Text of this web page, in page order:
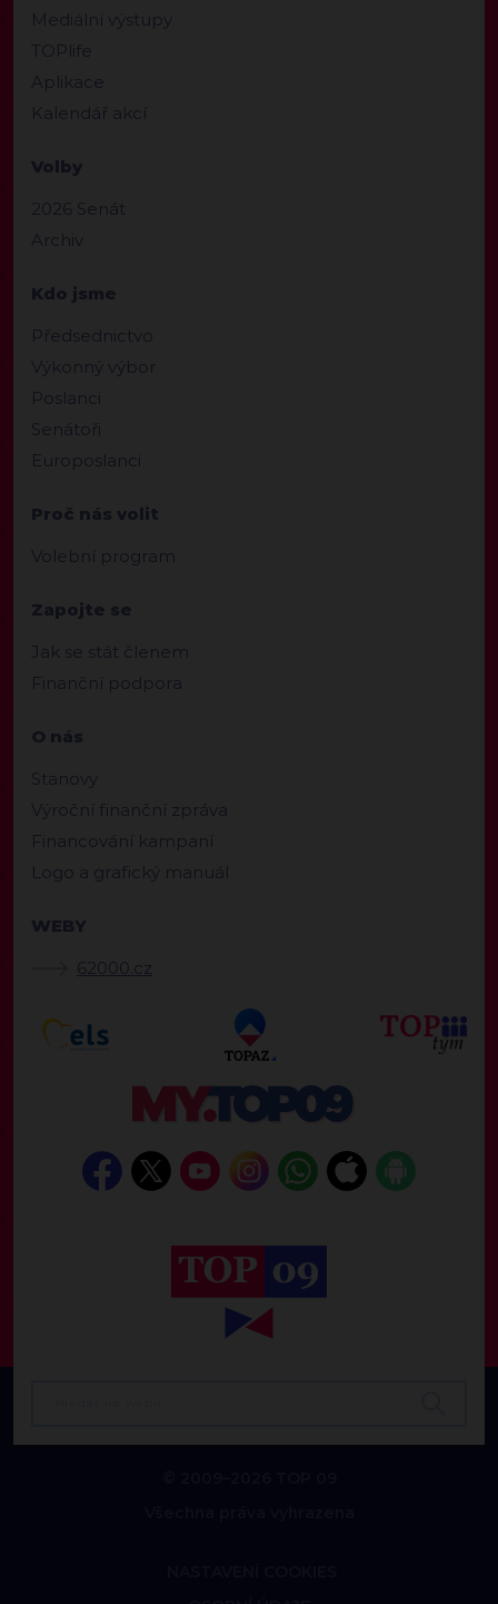
Mediální výstupy
TOPlife
Aplikace
Kalendář akcí
Volby
2026 Senát
Archiv
Kdo jsme
Předsednictvo
Výkonný výbor
Poslanci
Senátoři
Europoslanci
Proč nás volit
Volební program
Zapojte se
Jak se stát členem
Finanční podpora
O nás
Stanovy
Výroční finanční zpráva
Financování kampaní
Logo a grafický manuál
WEBY
62000.cz